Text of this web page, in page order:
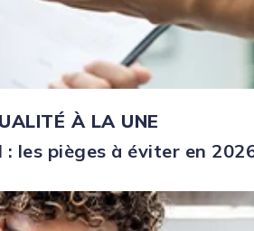
À LA UNE
: les pièges à éviter en